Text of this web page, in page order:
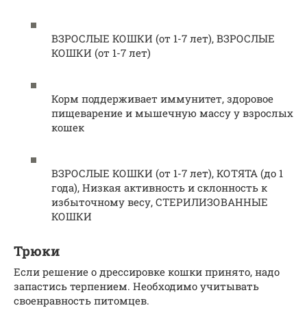
ВЗРОСЛЫЕ КОШКИ (от 1-7 лет), ВЗРОСЛЫЕ
КОШКИ (от 1-7 лет)
Корм поддерживает иммунитет, здоровое
пищеварение и мышечную массу у взрослых
кошек
ВЗРОСЛЫЕ КОШКИ (от 1-7 лет), КОТЯТА (до 1
года), Низкая активность и склонность к
избыточному весу, СТЕРИЛИЗОВАННЫЕ
КОШКИ
Трюки
Если решение о дрессировке кошки принято, надо
запастись терпением. Необходимо учитывать
своенравность питомцев.